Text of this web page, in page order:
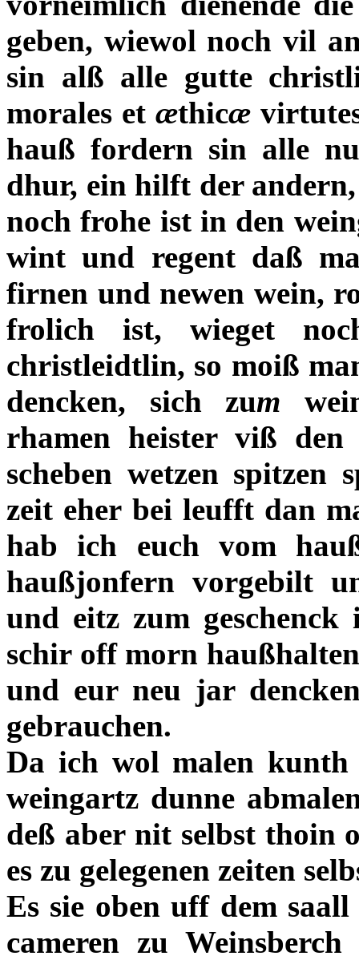
geben, wiewol noch vil
sin alß alle gutte
morales et æthicæ
hauß fordern sin alle
dhur, ein hilft der
noch frohe ist in den
wint und regent daß
firnen und newen wein,
frolich ist, wieget
christleidtlin, so moiß
dencken, sich zum
rhamen heister viß den
scheben wetzen spitzen
zeit eher bei leufft dan
hab ich euch vom
haußjonfern vorgebilt
und eitz zum
schir off morn
und eur neu jar
gebrauchen.
Da ich wol malen
weingartz dunne
deß aber nit selbst thoin
es zu gelegenen zeiten
Es sie oben uff dem
cameren zu